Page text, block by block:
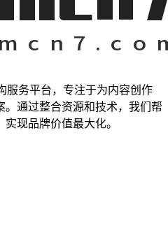
服务平台，专注于为内容创作
通过整合资源和技术，我们帮
现品牌价值最大化。